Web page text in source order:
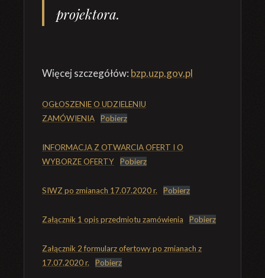
projektora.
Więcej szczegółów: bzp.uzp.gov.pl
OGŁOSZENIE O UDZIELENIU
ZAMÓWIENIA
Pobierz
INFORMACJA Z OTWARCIA OFERT I O
WYBORZE OFERTY
Pobierz
SIWZ po zmianach 17.07.2020 r. Pobierz
Załącznik 1 opis przedmiotu zamówienia Pobierz
Załącznik 2 formularz ofertowy po zmianach z
17.07.2020 r.
Pobierz